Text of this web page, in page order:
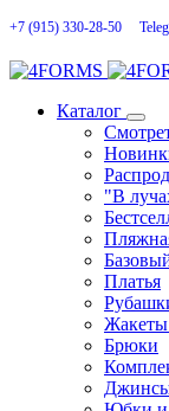
+7 (915) 330-28-50
Каталог
"В
Платья
Брюки